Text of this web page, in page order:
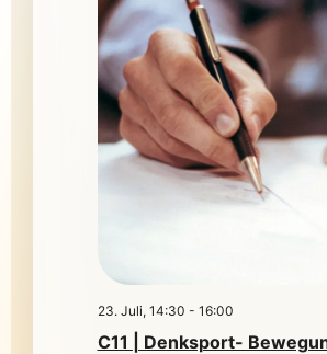
C11 | Denksport-
23. Juli, 14:30 - 16:00